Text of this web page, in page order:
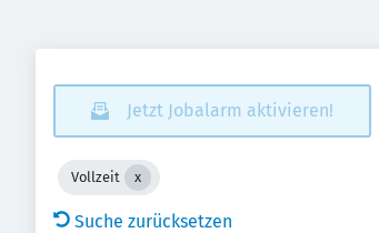
Jetzt Jobalarm aktivieren!
Vollzeit
Suche zurücksetzen